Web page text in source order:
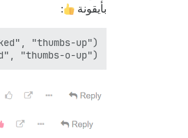
بأيقونة
:
"thumbs-o-up");